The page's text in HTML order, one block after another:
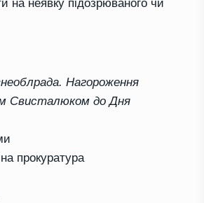
на неявку підозрюваного чи
Нагороження
Свисталюком до Дня
прокуратура